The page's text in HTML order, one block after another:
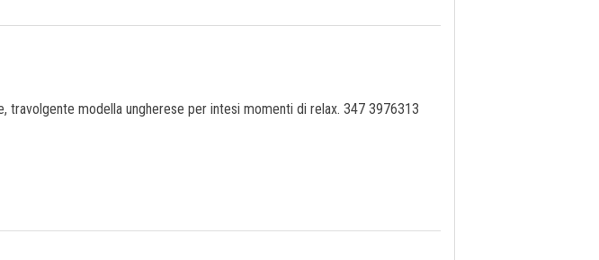
travolgente modella ungherese per intesi momenti di relax. 347 3976313